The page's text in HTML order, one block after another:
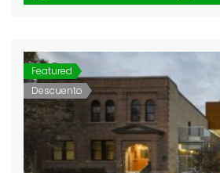
Featured
Descuento